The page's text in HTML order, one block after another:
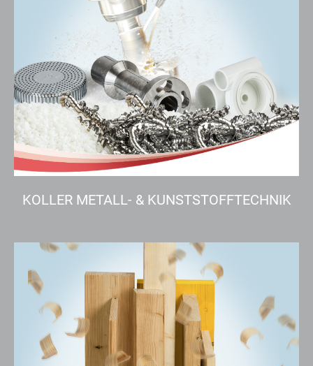
KOLLER METALL- & KUNSTSTOFFTECHNIK